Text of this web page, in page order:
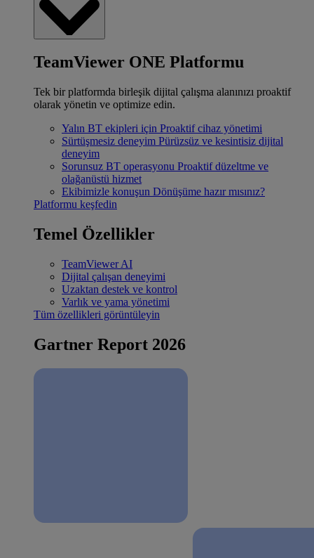
TeamViewer ONE Platformu
Tek bir platformda birleşik dijital çalışma alanınızı proaktif
olarak yönetin ve optimize edin.
Yalın BT ekipleri için Proaktif cihaz yönetimi
Sürtüşmesiz deneyim Pürüzsüz ve kesintisiz dijital
deneyim
Sorunsuz BT operasyonu Proaktif düzeltme ve
olağanüstü hizmet
Ekibimizle konuşun Dönüşüme hazır mısınız?
Platformu keşfedin
Temel Özellikler
TeamViewer AI
Dijital çalışan deneyimi
Uzaktan destek ve kontrol
Varlık ve yama yönetimi
Tüm özellikleri görüntüleyin
Gartner Report 2026